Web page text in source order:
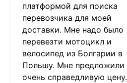
платформой для поиска
перевозчика для моей
доставки. Мне надо было
перевезти мотоцикл и
велосипед из Болгарии в
Польшу. Мне предложили
очень справедливую цену.